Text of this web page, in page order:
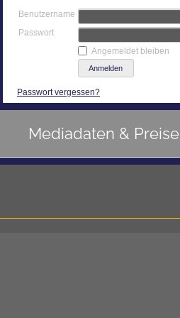
Benutzername
Passwort
Angemeldet bleiben
Passwort vergessen?
Mediadaten & Preise